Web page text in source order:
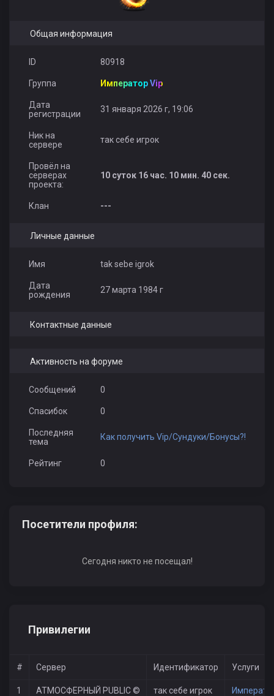
Общая информация
ID 80918
Группа Император Vip
Дата
регистрации
31 января 2026 г, 19:06
Ник на
сервере
так себе игрок
Провёл на
серверах
проекта:
10 суток 16 час. 10 мин. 40 сек.
Клан ---
Личные данные
Имя tak sebe igrok
Дата
рождения
27 марта 1984 г
Контактные данные
Активность на форуме
Сообщений 0
Спасибок 0
Последняя
тема
Как получить Vip/Сундуки/Бонусы?!
Рейтинг 0
Посетители профиля:
Сегодня никто не посещал!
Привилегии
# Сервер Идентификатор Услуги
1 АТМОСФЕРНЫЙ PUBLIC © так себе игрок